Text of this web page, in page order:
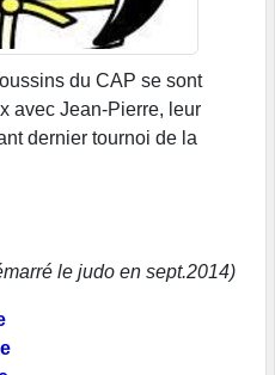
du CAP se sont
avec Jean-Pierre, leur
dernier tournoi de la
le judo en sept.2014)